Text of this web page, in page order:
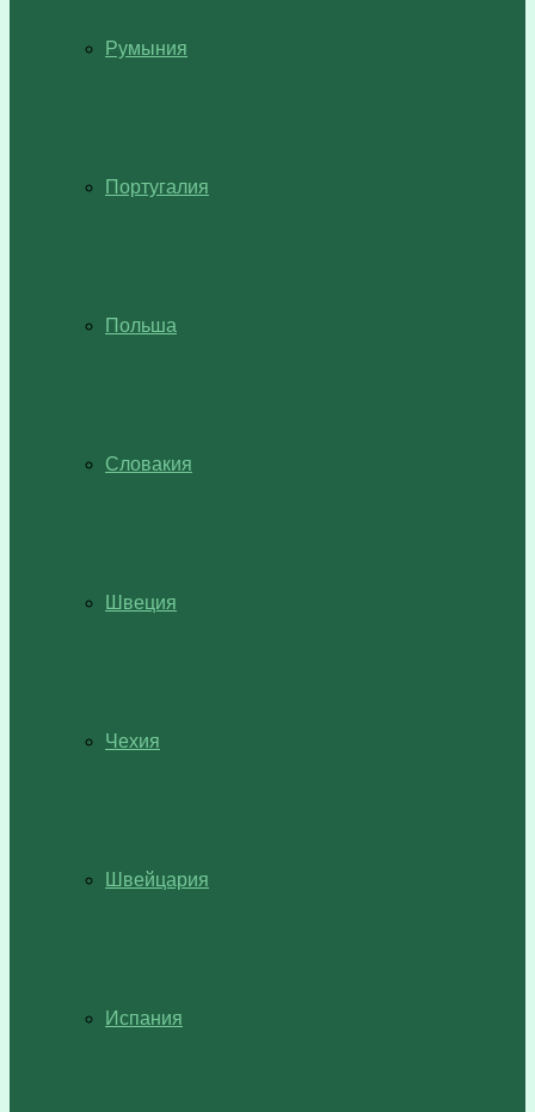
Румыния
Португалия
Польша
Словакия
Швеция
Чехия
Швейцария
Испания